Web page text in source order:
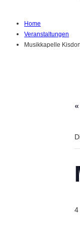
Home
Veranstaltungen
Musikkapelle
4